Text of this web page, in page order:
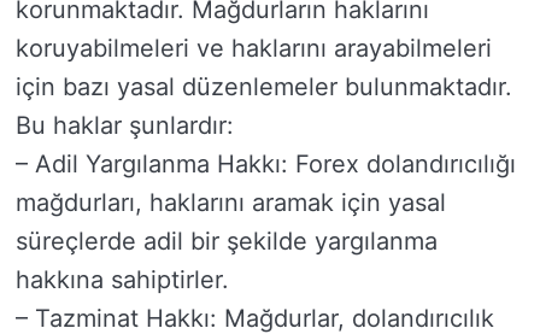
korunmaktadır. Mağdurların haklarını
koruyabilmeleri ve haklarını arayabilmeleri
için bazı yasal düzenlemeler bulunmaktadır.
Bu haklar şunlardır:
– Adil Yargılanma Hakkı: Forex dolandırıcılığı
mağdurları, haklarını aramak için yasal
süreçlerde adil bir şekilde yargılanma
hakkına sahiptirler.
– Tazminat Hakkı: Mağdurlar, dolandırıcılık